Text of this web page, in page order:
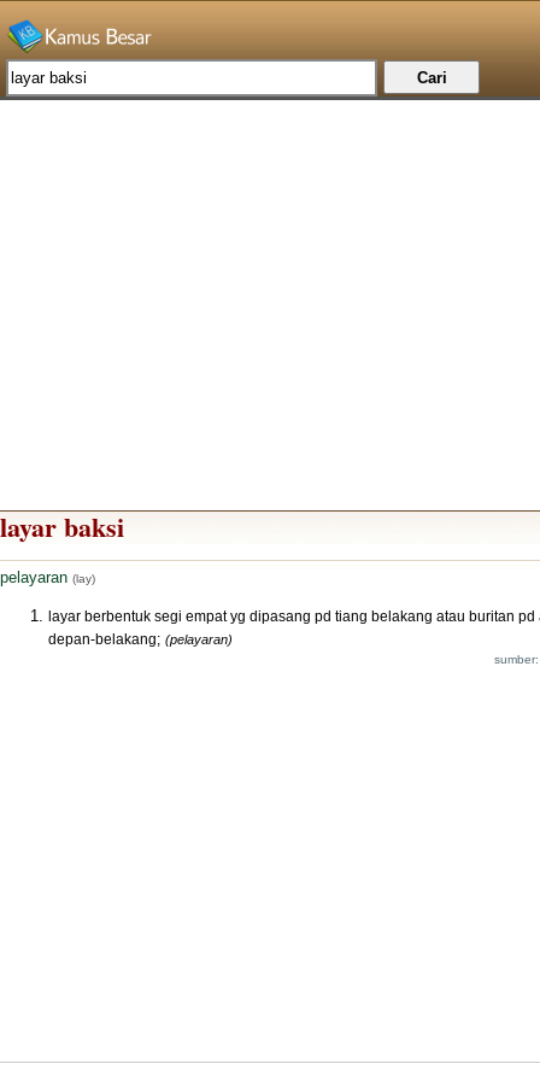
layar baksi
pelayaran (lay)
layar berbentuk segi empat yg dipasang pd tiang belakang atau buritan pd
depan-belakang; (pelayaran)